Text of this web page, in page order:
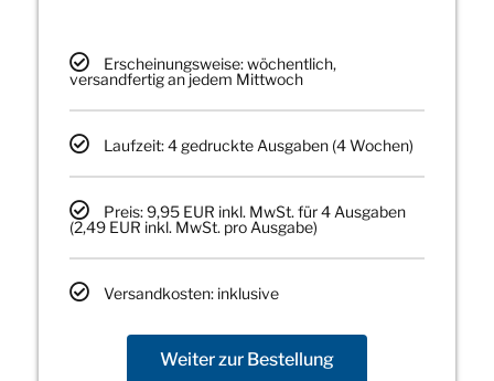
Erscheinungsweise: wöchentlich,
versandfertig an jedem Mittwoch
Laufzeit: 4 gedruckte Ausgaben (4 Wochen)
Preis: 9,95 EUR inkl. MwSt. für 4 Ausgaben
(2,49 EUR inkl. MwSt. pro Ausgabe)
Versandkosten: inklusive
Weiter zur Bestellung